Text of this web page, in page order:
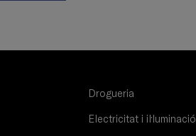
Drogueria
Electricitat i il·luminació